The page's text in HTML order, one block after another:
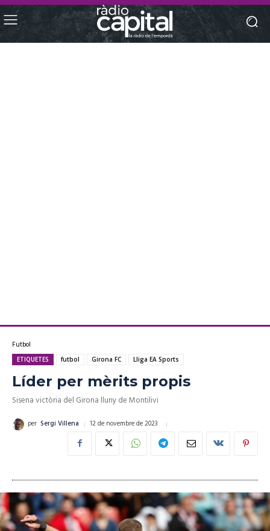
Futbol
ETIQUETES futbol Girona FC Lliga EA Sports
Líder per mèrits propis
Sisena victòria del Girona lluny de Montilivi
per Sergi Villena 12 de novembre de 2023